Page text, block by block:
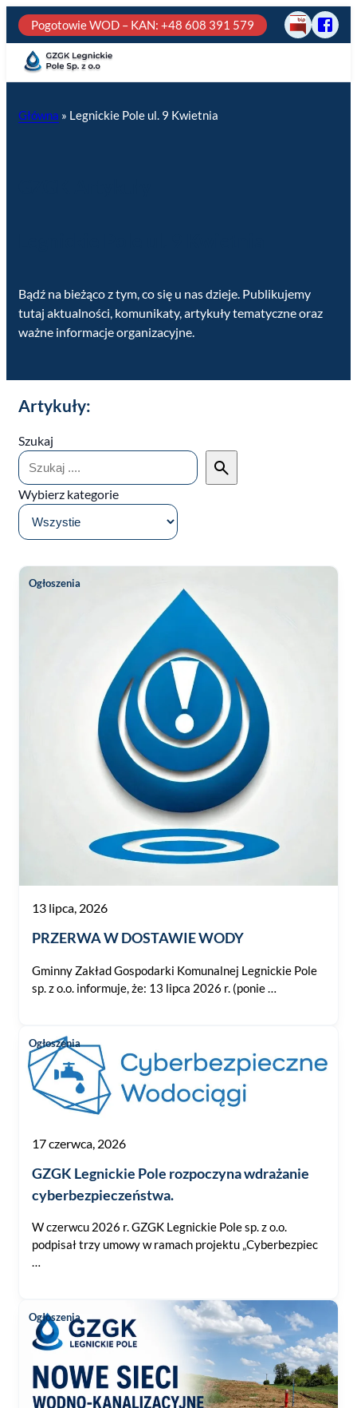
Pogotowie WOD – KAN: +48 608 391 579
BIP
Pole
Główna » Legnickie Pole ul. 9 Kwietnia
Bądź na bieżąco z tym, co się u nas dzieje. Publikujemy
tutaj aktualności, komunikaty, artykuły tematyczne oraz
ważne informacje organizacyjne.
Artykuły:
Szukaj
Wybierz kategorie
Ogłoszenia
13 lipca, 2026
PRZERWA W DOSTAWIE WODY
Gminny Zakład Gospodarki Komunalnej Legnickie Pole
sp. z o.o. informuje, że: 13 lipca 2026 r. (ponie …
Ogłoszenia
17 czerwca, 2026
GZGK Legnickie Pole rozpoczyna wdrażanie
cyberbezpieczeństwa.
W czerwcu 2026 r. GZGK Legnickie Pole sp. z o.o.
podpisał trzy umowy w ramach projektu „Cyberbezpiec
…
Ogłoszenia